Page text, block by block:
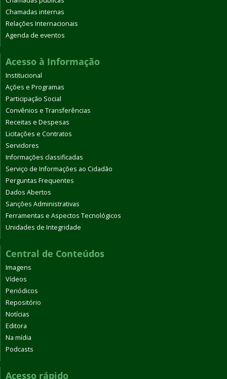
Chamadas internas
Relações Internacionais
Agenda de eventos
Acesso à Informação
Institucional
Ações e Programas
Participação Social
Convênios e Transferências
Receitas e Despesas
Licitações e Contratos
Servidores
Informações classificadas
Serviço de Informações ao Cidadão
Perguntas Frequentes
Dados Abertos
Sanções Administrativas
Ferramentas e Aspectos Tecnológicos
Unidades de Integridade
Central de Conteúdos
Imagens
Vídeos
Periódicos
Repositório
Notícias
Editora
Na mídia
Podcasts
Acesso rápido